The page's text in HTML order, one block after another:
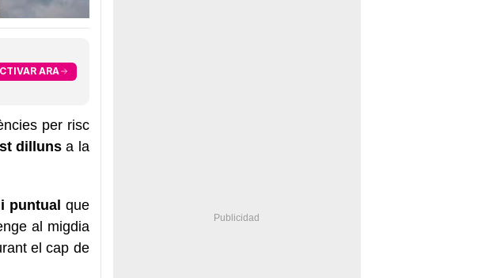
ARA
per risc
dillunsa la
puntual que
al migdia
el cap de